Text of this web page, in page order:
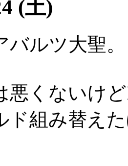
(土)
ルツ大聖。
悪くないけ
ド組み替え